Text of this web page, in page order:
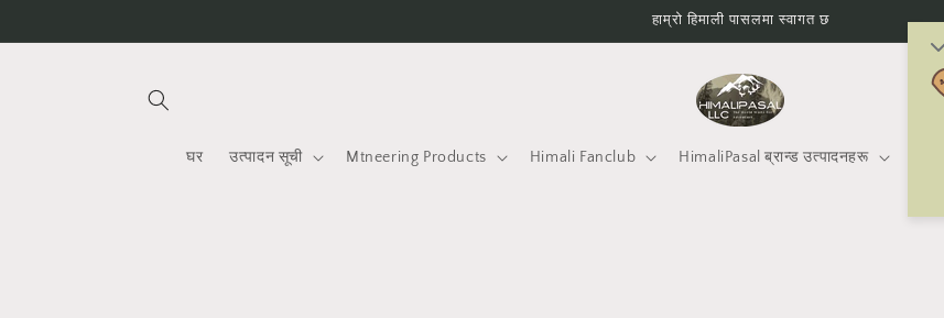
हाम्रो हिमाली पासलमा स्वागत छ
घर उत्पादन सूची Mtneering Products Himali Fanclub HimaliPasal ब्रान्ड उत्पादनहरू